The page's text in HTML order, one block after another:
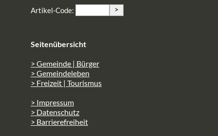
Artikel-Code: >
Seitenübersicht
> Gemeinde | Bürger
> Gemeindeleben
> Freizeit | Tourismus
> Impressum
> Datenschutz
> Barrierefreiheit